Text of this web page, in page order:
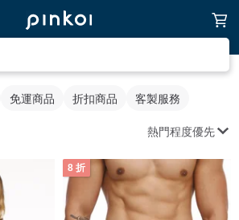
免運商品 折扣商品 客製服務
熱門程度優先
8 折